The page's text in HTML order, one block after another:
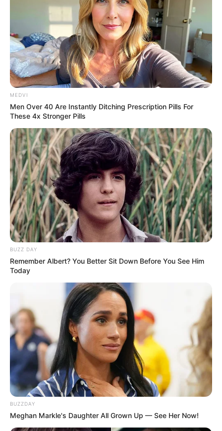
Κοινοποίησε άρθρο
Προσθήκη τοnewstok.grστην Google
Απρόσμενο ατύχημα σημειώθηκε στον αστικό
ιστό του Αμαρουσίου, όταν τμήμα παλαιάς
μεσοτοιχίας κατέρρευσε απροειδοποίητα μέσα
σε αυλή παρακείμενης ιδιωτικής κατοικίας.
MEDVI
Men Over 40 Are Instantly Ditching Prescription Pills For
These 4x Stronger Pills
BUZZ DAY
Remember Albert? You Better Sit Down Before You See Him
Today
BUZZDAY
Meghan Markle's Daughter All Grown Up — See Her Now!